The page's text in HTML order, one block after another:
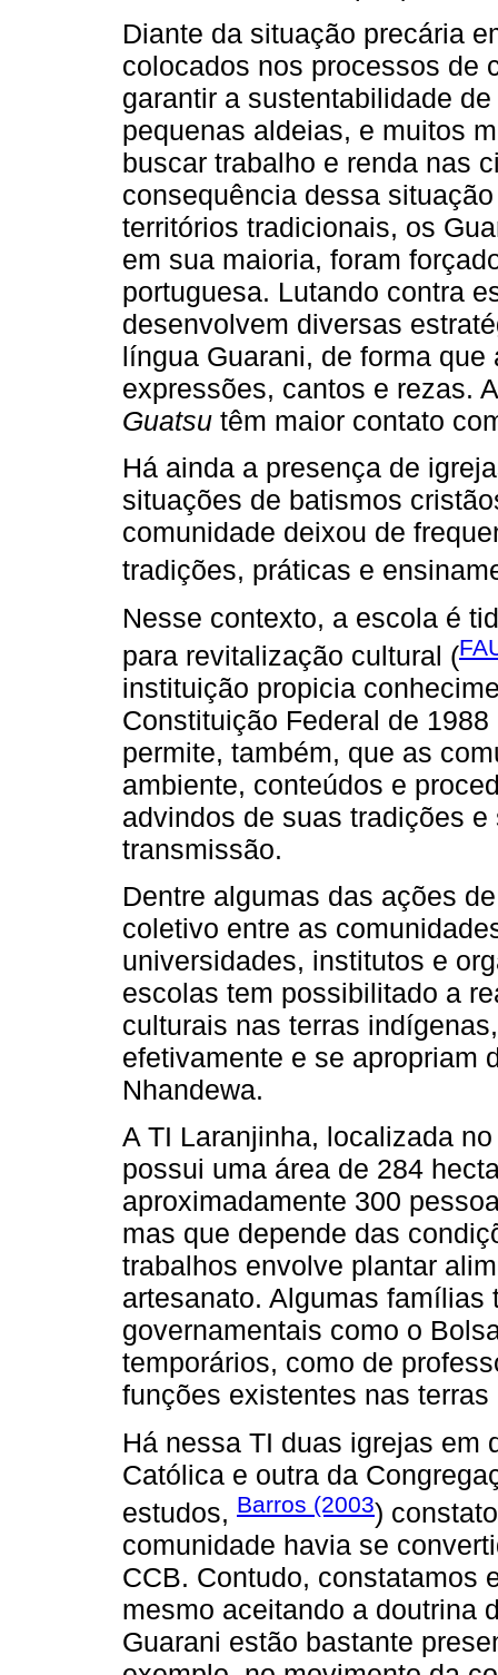
Diante da situação precária
colocados nos processos de
garantir a sustentabilidade
pequenas aldeias, e muitos
buscar trabalho e renda nas
consequência dessa
territórios tradicionais, os
em sua maioria, foram
portuguesa. Lutando contra
desenvolvem diversas
língua Guarani, de forma
expressões, cantos e rezas.
Guatsu têm maior contato
Há ainda a presença de
situações de batismos
comunidade deixou de
tradições, práticas e
Nesse contexto, a escola é
para revitalização cultural (
instituição propicia
Constituição Federal de
permite, também, que as
ambiente, conteúdos e
advindos de suas tradições
transmissão.
Dentre algumas das ações
coletivo entre as
universidades, institutos e
escolas tem possibilitado a
culturais nas terras
efetivamente e se apropriam
Nhandewa.
A TI Laranjinha, localizada
possui uma área de 284
aproximadamente 300
mas que depende das
trabalhos envolve plantar
artesanato. Algumas famílias
governamentais como o
temporários, como de
funções existentes nas
Há nessa TI duas igrejas em
Católica e outra da
estudos, Barros (2003)
comunidade havia se
CCB. Contudo, constatamos
mesmo aceitando a doutrina
Guarani estão bastante